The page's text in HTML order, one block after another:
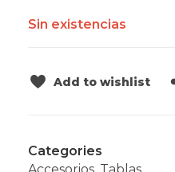
Sin existencias
Add to wishlist
Categories